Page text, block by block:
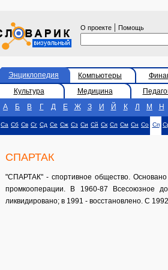
О проекте | Помощь
Энциклопедия Компьютеры
Культура
Медицина
А
Б В Г Д Е Ж З И Й К Л М Н
Са Сб Св Сг Сд Се Сж Сз Си Сй Ск Сл См Сн Со Сп
СПАРТАК
"СПАРТАК" - спортивное общество. Основано
промкооперации. В 1960-87 Всесоюзное
ликвидировано; в 1991 - восстановлено. С